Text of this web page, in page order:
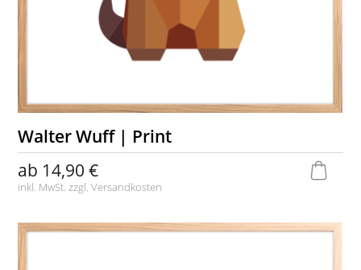
Walter Wuff | Print
ab 14,90 €
inkl. MwSt. zzgl.Versandkosten